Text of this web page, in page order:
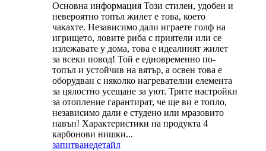
Основна информация Този стилен, удобен и
невероятно топъл жилет е това, което
чакахте. Независимо дали играете голф на
игрището, ловите риба с приятели или се
излежавате у дома, това е идеалният жилет
за всеки повод! Той е едновременно по-
топъл и устойчив на вятър, а освен това е
оборудван с няколко нагревателни елемента
за цялостно усещане за уют. Трите настройки
за отопление гарантират, че ще ви е топло,
независимо дали е студено или мразовито
навън! Характеристики на продукта 4
карбонови нишки...
запитванедетайл